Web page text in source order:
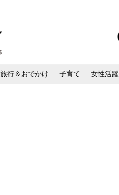
旅行＆おでかけ 子育て 女性活躍